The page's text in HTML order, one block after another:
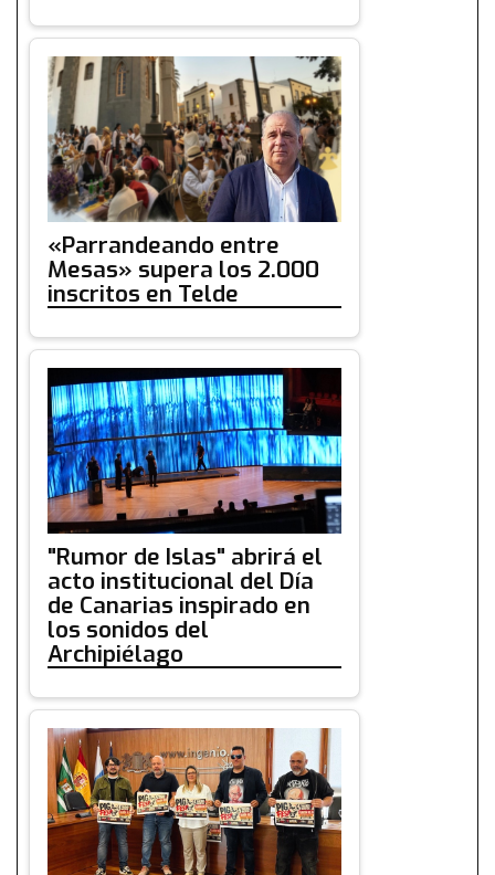
«Parrandeando entre
Mesas» supera los 2.000
inscritos en Telde
"Rumor de Islas" abrirá el
acto institucional del Día
de Canarias inspirado en
los sonidos del
Archipiélago